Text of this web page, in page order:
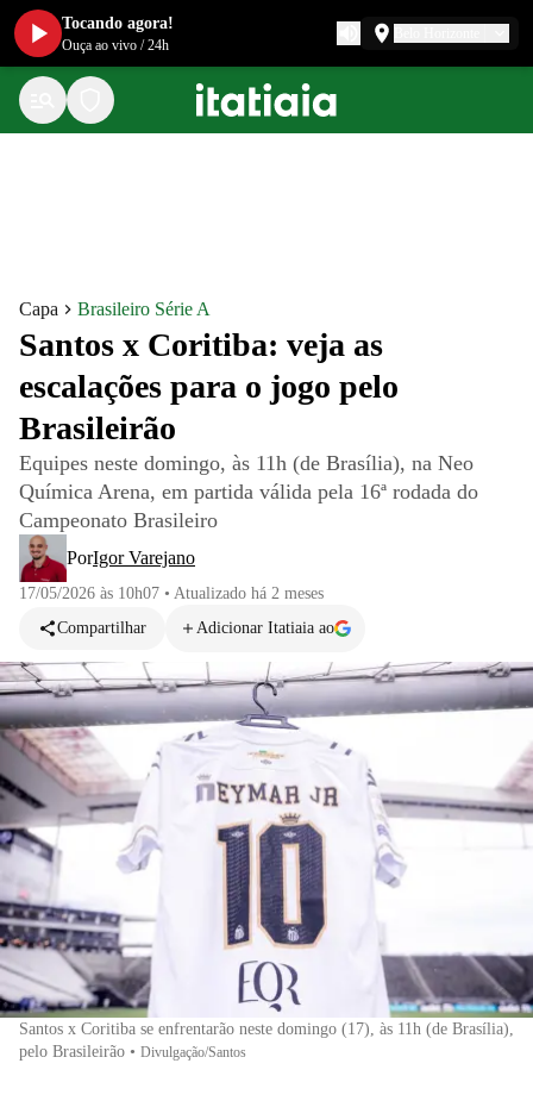
Capa Brasileiro Série A
Santos x Coritiba: veja as
escalações para o jogo pelo
Brasileirão
Equipes neste domingo, às 11h (de Brasília), na Neo
Química Arena, em partida válida pela 16ª rodada do
Campeonato Brasileiro
PorIgor Varejano
17/05/2026 às 10h07 • Atualizado há 2 meses
Compartilhar
Adicionar Itatiaia ao
Santos x Coritiba se enfrentarão neste domingo (17), às 11h (de Brasília),
pelo Brasileirão • Divulgação/Santos
Tocando agora!
Ouça ao vivo /24h